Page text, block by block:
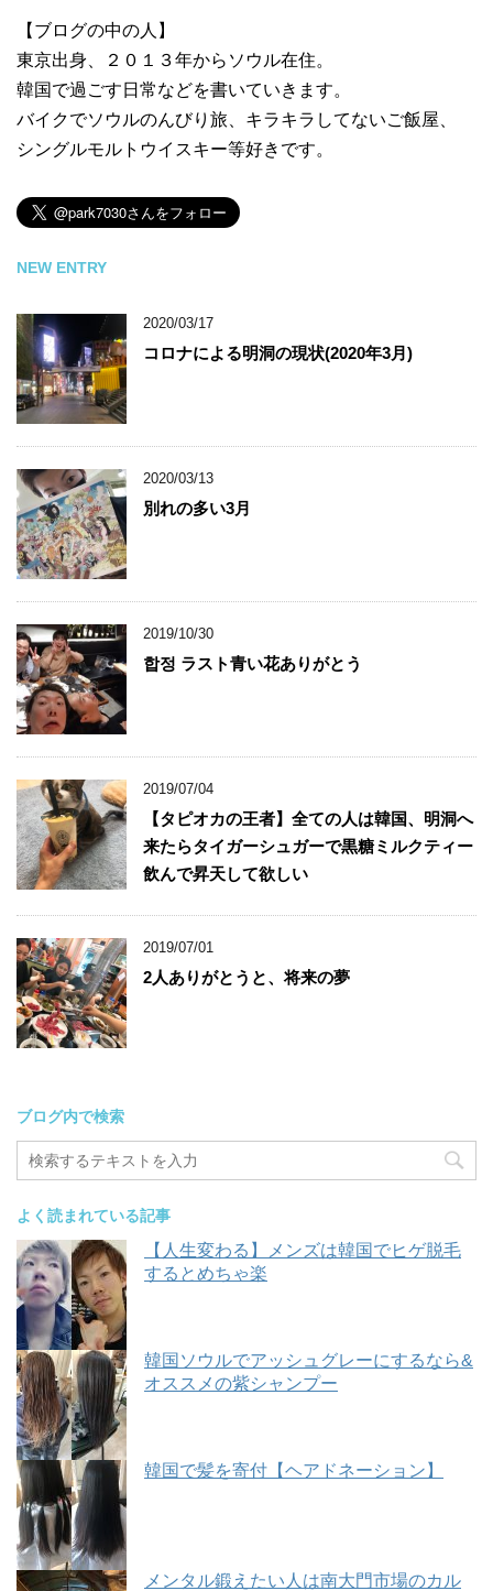
【ブログの中の人】
東京出身、２０１３年からソウル在住。
韓国で過ごす日常などを書いていきます。
バイクでソウルのんびり旅、キラキラしてないご飯屋、
シングルモルトウイスキー等好きです。
NEW ENTRY
2020/03/17
コロナによる明洞の現状(2020年3月)
2020/03/13
別れの多い3月
2019/10/30
합정 ラスト青い花ありがとう
2019/07/04
【タピオカの王者】全ての人は韓国、明洞へ
来たらタイガーシュガーで黒糖ミルクティー
飲んで昇天して欲しい
2019/07/01
2人ありがとうと、将来の夢
ブログ内で検索
よく読まれている記事
【人生変わる】メンズは韓国でヒゲ脱毛
するとめちゃ楽
韓国ソウルでアッシュグレーにするなら&
オススメの紫シャンプー
韓国で髪を寄付【ヘアドネーション】
メンタル鍛えたい人は南大門市場のカル